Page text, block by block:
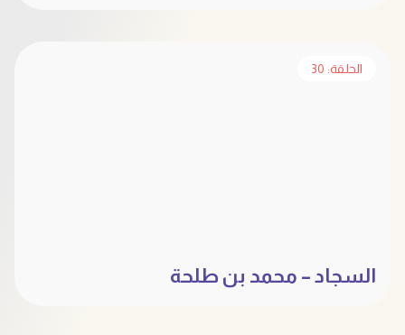
الحلقة: 30
السجاد – محمد بن طلحة